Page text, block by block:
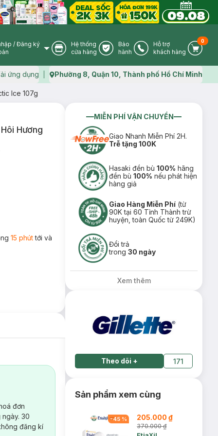
User Icon
/ Đăng ký
Store Icon
Hệ thống
cửa hàng
Warranty Icon
Bảo
hành
Phone Icon
Hỗ trợ
khách hàng
Cart
0
ứng dụng Map icon
Phường 8, Quận 10, Thành phố Hồ Chí Minh
Ice 107g
Hương
15 phúttới và
đơn
30
đăng kí
MIỄN PHÍ VẬN CHUYỂN
Giao Nhanh Miễn Phí 2H.
Trễ tặng 100K
Hasaki đền bù100% hãng
đền bù100% nếu phát hiện
hàng giả
Giao Hàng Miễn Phí (từ
90K tại 60 Tỉnh Thành trừ
huyện, toàn Quốc từ 249K)
Đổi trả
trong30 ngày
Xem thêm
Theo dõi + 171
Sản phẩm xem cùng
-45 % 205.000 ₫
370.000 ₫